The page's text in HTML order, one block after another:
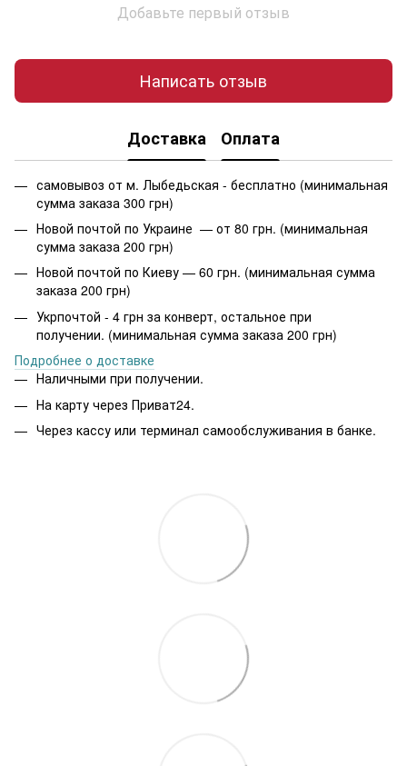
Добавьте первый отзыв
Написать отзыв
Доставка Оплата
самовывоз от м. Лыбедьская - бесплатно (минимальная
сумма заказа 300 грн)
Новой почтой по Украине — от 80 грн. (минимальная
сумма заказа 200 грн)
Новой почтой по Киеву — 60 грн. (минимальная сумма
заказа 200 грн)
Укрпочтой - 4 грн за конверт, остальное при
получении. (минимальная сумма заказа 200 грн)
Подробнее о доставке
Наличными при получении.
На карту через Приват24.
Через кассу или терминал самообслуживания в банке.